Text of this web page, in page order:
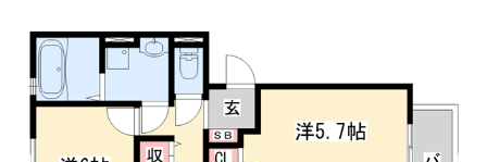
オートロック付き物件特集
路線·駅から探す